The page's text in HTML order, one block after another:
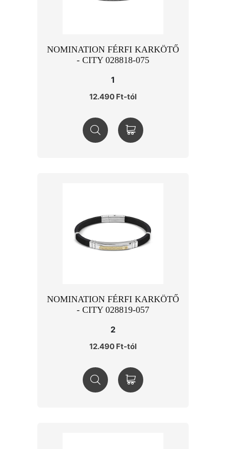
NOMINATION FÉRFI KARKÖTŐ
- CITY 028818-075
1
12.490 Ft-tól
NOMINATION FÉRFI KARKÖTŐ
- CITY 028819-057
2
12.490 Ft-tól